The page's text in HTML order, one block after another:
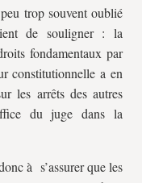
trop souvent oublié
de souligner : la
fondamentaux par
constitutionnelle a en
les arrêts des autres
du juge dans la
à s’assurer que les